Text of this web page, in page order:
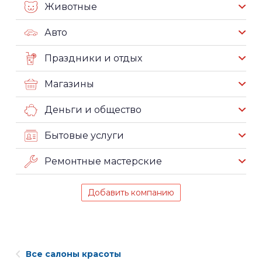
Животные
Авто
Праздники и отдых
Магазины
Деньги и общество
Бытовые услуги
Ремонтные мастерские
Добавить компанию
Все салоны красоты